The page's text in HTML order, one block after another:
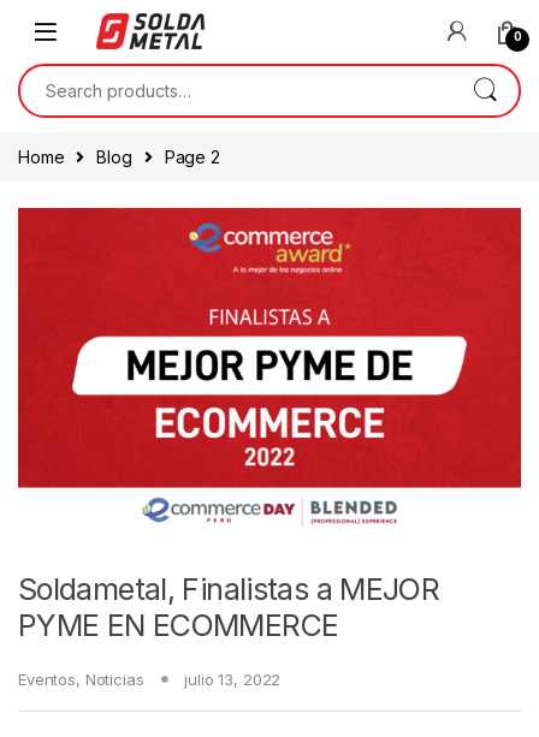
0
Home Blog Page 2
Soldametal, Finalistas a MEJOR
PYME EN ECOMMERCE
Eventos, Noticias julio 13, 2022